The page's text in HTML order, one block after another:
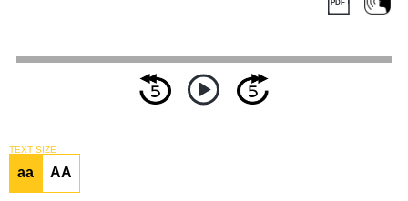
TEXT SIZE
aa AA